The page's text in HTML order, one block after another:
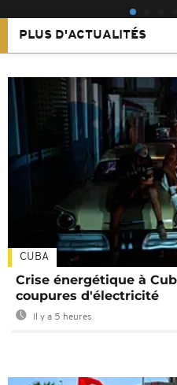
PLUS D'ACTUALITÉS
CUBA
Crise énergétique à
coupures d'électricité
Il y a 5 heures